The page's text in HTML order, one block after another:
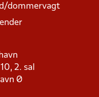
dommervagt
2. sal
Ø